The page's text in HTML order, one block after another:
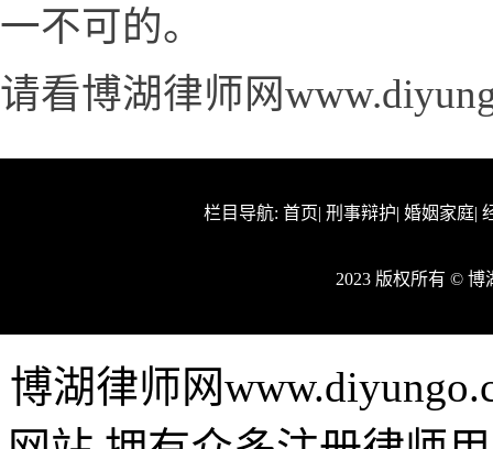
一不可的。
请看博湖律师网
栏目导航:首页|刑事辩护|婚姻家庭|
2023 版权所有 ©
博湖律师网